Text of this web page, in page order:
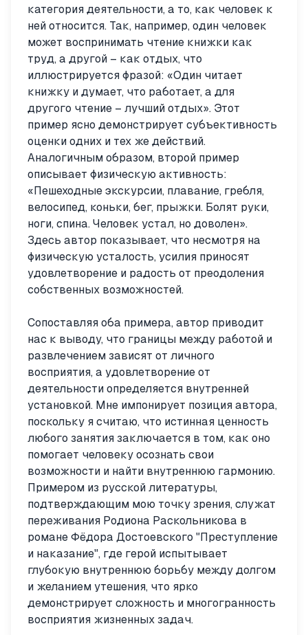
категория деятельности, а то, как человек к
ней относится. Так, например, один человек
может воспринимать чтение книжки как
труд, а другой – как отдых, что
иллюстрируется фразой: «Один читает
книжку и думает, что работает, а для
другого чтение – лучший отдых». Этот
пример ясно демонстрирует субъективность
оценки одних и тех же действий.
Аналогичным образом, второй пример
описывает физическую активность:
«Пешеходные экскурсии, плавание, гребля,
велосипед, коньки, бег, прыжки. Болят руки,
ноги, спина. Человек устал, но доволен».
Здесь автор показывает, что несмотря на
физическую усталость, усилия приносят
удовлетворение и радость от преодоления
собственных возможностей.
Сопоставляя оба примера, автор приводит
нас к выводу, что границы между работой и
развлечением зависят от личного
восприятия, а удовлетворение от
деятельности определяется внутренней
установкой. Мне импонирует позиция автора,
поскольку я считаю, что истинная ценность
любого занятия заключается в том, как оно
помогает человеку осознать свои
возможности и найти внутреннюю гармонию.
Примером из русской литературы,
подтверждающим мою точку зрения, служат
переживания Родиона Раскольникова в
романе Фёдора Достоевского "Преступление
и наказание", где герой испытывает
глубокую внутреннюю борьбу между долгом
и желанием утешения, что ярко
демонстрирует сложность и многогранность
восприятия жизненных задач.